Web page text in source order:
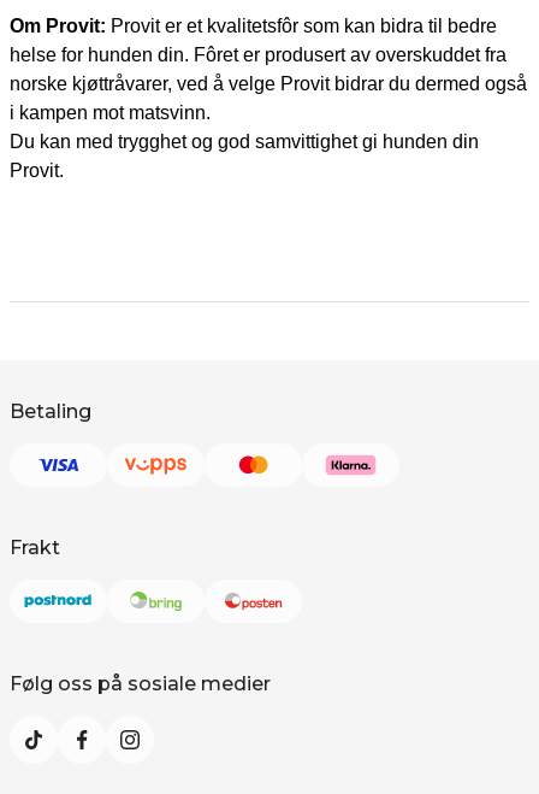
Om Provit: Provit er et kvalitetsfôr som kan bidra til bedre
helse for hunden din. Fôret er produsert av overskuddet fra
norske kjøttråvarer, ved å velge Provit bidrar du dermed også
i kampen mot matsvinn.
Du kan med trygghet og god samvittighet gi hunden din
Provit.
Betaling
Frakt
Følg oss på sosiale medier